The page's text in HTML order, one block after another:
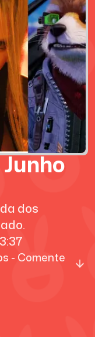
Junho
dos
- Comente